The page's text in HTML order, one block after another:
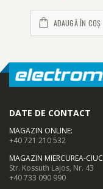
ADAUGĂ ÎN COȘ
DATE DE CONTACT
MAGAZIN ONLINE:
+40 721 210 532
MAGAZIN MIERCUREA-CIUC
Str. Kossuth Lajos, Nr. 43
+40 733 090 990